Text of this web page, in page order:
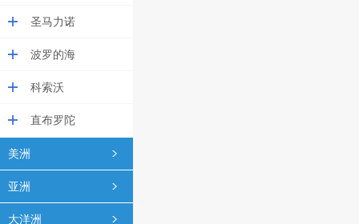
圣马力诺
波罗的海
科索沃
直布罗陀
美洲
亚洲
大洋洲